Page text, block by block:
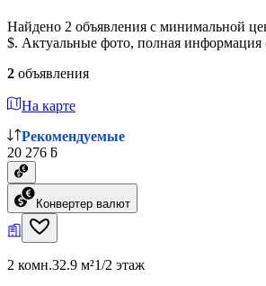
Найдено 2 объявления с минимальной
$. Актуальные фото, полная информация
2 объявления
На карте
Рекомендуемые
20 276 ƃ
Конвертер валют
2 комн.32.9 м²1/2 этаж